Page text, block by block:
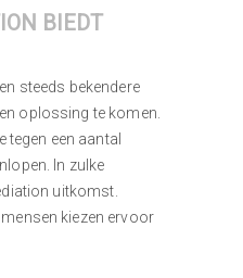
BIEDT
steeds bekendere
oplossing te komen.
tegen een aantal
In zulke
uitkomst.
kiezen ervoor